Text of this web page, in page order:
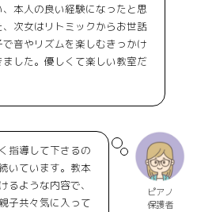
本人の良い経験になったと思
次女はリトミックからお世話
音やリズムを楽しむきっかけ
した。優しくて楽しい教室だ
ピアノ
保護者
指導して下さるの
いています。教本
るような内容で、
子共々気に入って